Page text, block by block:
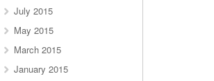
July 2015
May 2015
March 2015
January 2015